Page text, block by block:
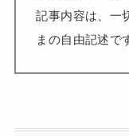
記事内容は、一
まの自由記述で